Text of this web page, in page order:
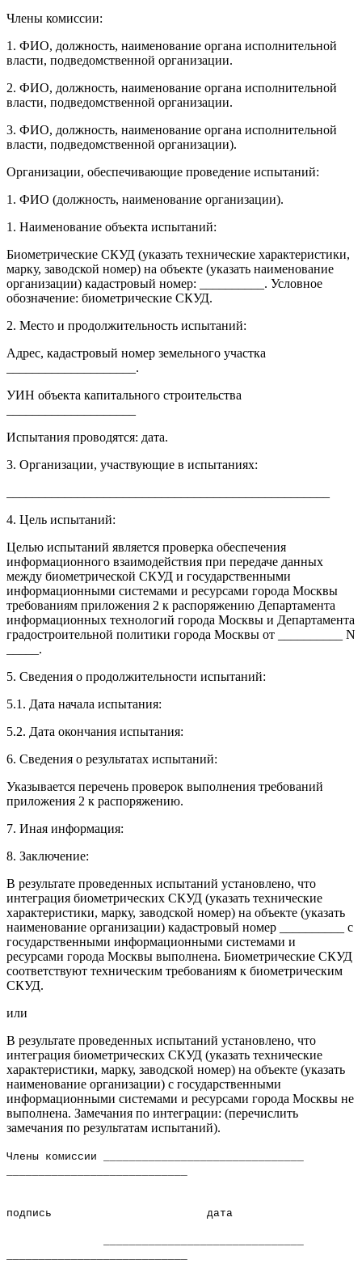
Члены комиссии:
1. ФИО, должность, наименование органа исполнительной
власти, подведомственной организации.
2. ФИО, должность, наименование органа исполнительной
власти, подведомственной организации.
3. ФИО, должность, наименование органа исполнительной
власти, подведомственной организации).
Организации, обеспечивающие проведение испытаний:
1. ФИО (должность, наименование организации).
1. Наименование объекта испытаний:
Биометрические СКУД (указать технические характеристики,
марку, заводской номер) на объекте (указать наименование
организации) кадастровый номер: __________. Условное
обозначение: биометрические СКУД.
2. Место и продолжительность испытаний:
Адрес, кадастровый номер земельного участка
____________________.
УИН объекта капитального строительства
Испытания проводятся: дата.
3. Организации, участвующие в испытаниях:
4. Цель испытаний:
Целью испытаний является проверка обеспечения
информационного взаимодействия при передаче данных
между биометрической СКУД и государственными
информационными системами и ресурсами города Москвы
требованиям приложения 2 к распоряжению Департамента
информационных технологий города Москвы и Департамента
градостроительной политики города Москвы от __________ N
_____.
5. Сведения о продолжительности испытаний:
5.1. Дата начала испытания:
5.2. Дата окончания испытания:
6. Сведения о результатах испытаний:
Указывается перечень проверок выполнения требований
приложения 2 к распоряжению.
7. Иная информация:
8. Заключение:
В результате проведенных испытаний установлено, что
интеграция биометрических СКУД (указать технические
характеристики, марку, заводской номер) на объекте (указать
наименование организации) кадастровый номер __________ с
государственными информационными системами и
ресурсами города Москвы выполнена. Биометрические СКУД
соответствуют техническим требованиям к биометрическим
СКУД.
или
В результате проведенных испытаний установлено, что
интеграция биометрических СКУД (указать технические
характеристики, марку, заводской номер) на объекте (указать
наименование организации) с государственными
информационными системами и ресурсами города Москвы не
выполнена. Замечания по интеграции: (перечислить
замечания по результатам испытаний).
Члены комиссии _______________________________
подпись дата